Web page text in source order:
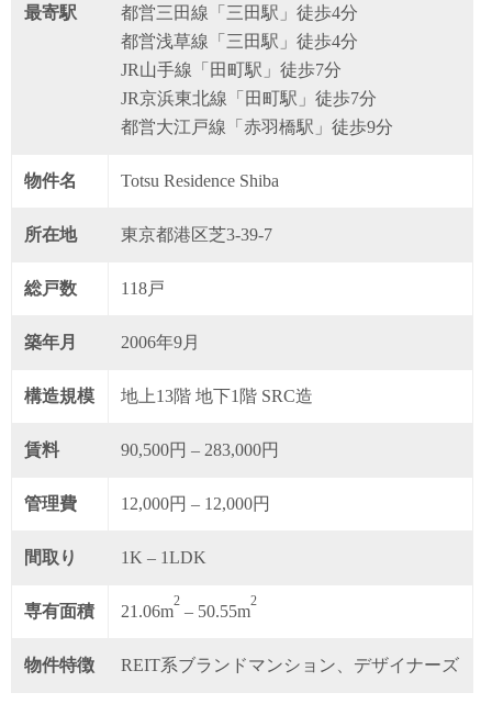
最寄駅
都営三田線「三田駅」徒歩4分
都営浅草線「三田駅」徒歩4分
JR山手線「田町駅」徒歩7分
JR京浜東北線「田町駅」徒歩7分
都営大江戸線「赤羽橋駅」徒歩9分
物件名 Totsu Residence Shiba
所在地 東京都港区芝3-39-7
総戸数 118戸
築年月 2006年9月
構造規模 地上13階 地下1階 SRC造
賃料 90,500円 – 283,000円
管理費 12,000円 – 12,000円
間取り 1K – 1LDK
専有面積 21.06m
2
– 50.55m
2
物件特徴 REIT系ブランドマンション、デザイナーズ